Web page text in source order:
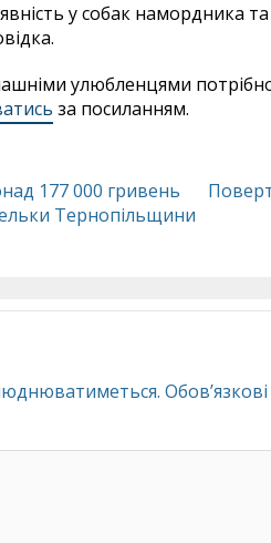
у собак намордника
улюбленцями
за посиланням.
177 000 гривень
Тернопільщини